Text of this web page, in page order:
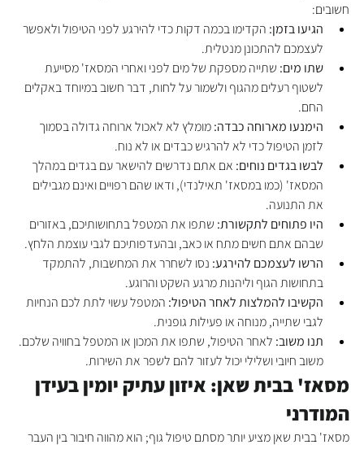
חשובים:
הגיעו בזמן: הקדימו בכמה דקות כדי להירגע לפני הטיפול ולאפשר
לעצמכם להתכונן מנטלית.
שתו מים: שתייה מספקת של מים לפני ואחרי המסאז' מסייעת
לשטוף רעלים מהגוף ולשמור על לחות, דבר חשוב במיוחד באקלים
החם.
הימנעו מארוחה כבדה: מומלץ לא לאכול ארוחה גדולה בסמוך
לזמן הטיפול כדי לא להרגיש כבדים או לא נוח.
לבשו בגדים נוחים: אם אתם נדרשים להישאר עם בגדים במהלך
המסאז' (כמו במסאז' תאילנדי), ודאו שהם רפויים ואינם מגבילים
את התנועה.
היו פתוחים לתקשורת: שתפו את המטפל בתחושותיכם, באזורים
שבהם אתם חשים מתח או כאב, ובהעדפותיכם לגבי עוצמת הלחץ.
הרשו לעצמכם להירגע: נסו לשחרר את המחשבות, להתמקד
בתחושות הגוף וליהנות מרגע השקט והרוגע.
הקשיבו להמלצות לאחר הטיפול: המטפל עשוי לתת לכם הנחיות
לגבי שתייה, מנוחה או פעילות גופנית.
תנו משוב: לאחר הטיפול, שתפו את המכון או המטפל בחוויה שלכם.
משוב חיובי ושלילי יכול לעזור להם לשפר את השירות.
מסאז' בבית שאן: איזון עתיק יומין בעידן
המודרני
מסאז' בבית שאן מציע יותר מסתם טיפול גוף; הוא מהווה חיבור בין העבר